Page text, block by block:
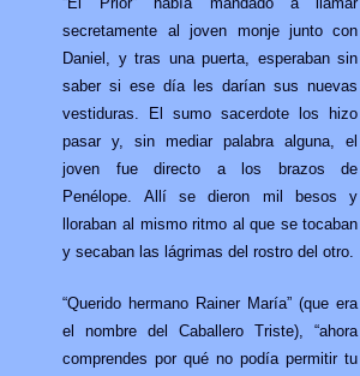
secretamente al joven monje junto con
Daniel, y tras una puerta, esperaban sin
saber si ese día les darían sus nuevas
vestiduras. El sumo sacerdote los hizo
pasar y, sin mediar palabra alguna, el
joven fue directo a los brazos de
Penélope. Allí se dieron mil besos y
lloraban al mismo ritmo al que se tocaban
y secaban las lágrimas del rostro del otro.
“Querido hermano Rainer María” (que era
el nombre del Caballero Triste), “ahora
comprendes por qué no podía permitir tu